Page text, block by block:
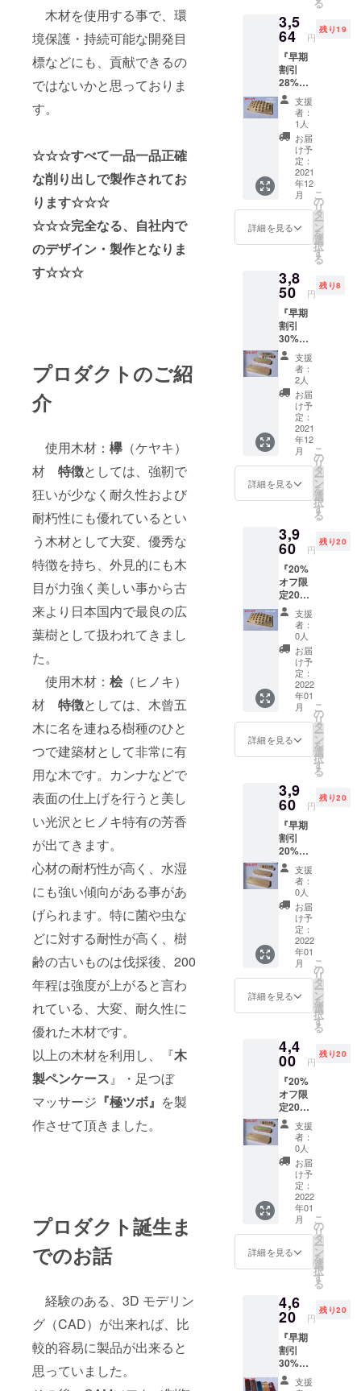
木材を使用する事で、環
境保護・持続可能な開発目
標などにも、貢献できるの
ではないかと思っておりま
す。
☆☆☆すべて一品一品正確
な削り出しで製作されてお
ります☆☆☆
☆☆☆完全なる、自社内で
のデザイン・製作となりま
す☆☆☆
プロダクトのご紹
介
使用木材： 欅 （ケヤキ）
材 特徴としては、強靭で
狂いが少なく耐久性および
耐朽性にも優れているとい
う木材として大変、優秀な
特徴を持ち、外見的にも木
目が力強く美しい事から古
来より日本国内で最良の広
葉樹として扱われてきまし
た。
使用木材： 桧 （ヒノキ）
材 特徴としては、木曾五
木に名を連ねる樹種のひと
つで建築材として非常に有
用な木です。カンナなどで
表面の仕上げを行うと美し
い光沢とヒノキ特有の芳香
が出てきます。
心材の耐朽性が高く、水湿
にも強い傾向がある事があ
げられます。特に菌や虫な
どに対する耐性が高く、樹
齢の古いものは伐採後、200
年程は強度が上がると言わ
れている、大変、耐久性に
優れた木材です。
以上の木材を利用し、『木
製ペンケース』・足つぼ
マッサージ 『極ツボ』 を製
作させて頂きました。
プロダクト誕生ま
でのお話
経験のある、3D モデリン
グ（CAD）が出来れば、比
較的容易に製品が出来ると
思っていました。
イナー・ク
リエイター
とのコラボ
企画もやっ
て行きたい
です。
精一杯当プ
ロジェクト
に取り組ん
で参ります
ので、少し
でも興味を
持って頂き
たら幸いで
※外観塗
装等に
ついて
は、お
好みの
仕上げ
を楽し
んで下
さい。
※天然木
材を使
用して
いる
為、
所々に
節があ
ります
れの個
性と認
識して
おりま
すの
で、ご
理解頂
きます
ようよ
ろしく
お願い
致しま
す。 最
善を尽
くして
製作を
いたし
は予定
より出
荷時期
が遅れ
る場合
があり
ます。
3,5
64 円
残り19
『早期
割引
28%オ
フ限定
20個』
定価
4950円
→3564
円 足つ
ぼマッ
サー
ジ
『極ツ
ボ』 桧
（ヒノ
キ）
り出し
※天然木
材を使
用して
いる
為、
所々に
節があ
ります
が、当
方では
それぞ
れの個
性と認
識して
おりま
すの
ようよ
ろしく
お願い
致しま
す。 最
善を尽
くして
製作を
いたし
ますが
場合に
よって
は予定
より出
荷時期
が遅れ
る場合
支援
者：
1人
お届
け予
定：
2021
年12
月
詳細を見る
こ
の
リ
タ
ー
ン
を
選
択
す
る
3,8
50 円
残り8
『早期
割引
30%オ
フ限定
10個』
定価
5500円
→3850
円 桧
（ヒノ
キ）
材
木製ペ
ンケー
ス DIY
キット
明書付
き） ※
天然木
材を使
用して
いる
為、
所々に
節があ
ります
が、当
方では
それぞ
れの個
性と認
識して
おりま
きます
ようよ
ろしく
お願い
致しま
す。 最
善を尽
くして
製作を
いたし
ますが
場合に
よって
は予定
より出
荷時期
が遅れ
支援
者：
2人
お届
け予
定：
2021
年12
月
詳細を見る
こ
の
リ
タ
ー
ン
を
選
択
す
る
3,9
60 円
残り20
『20%
オフ限
定20
個』 定
価 4950
→3960
円 足つ
ぼマッ
サー
ジ
『極ツ
ボ』 桧
（ヒノ
キ）
材 削
※天然木
材を使
用して
いる
為、
所々に
節があ
ります
が、当
方では
それぞ
れの個
性と認
識して
おりま
すの
で、ご
ろしく
お願い
致しま
す。 最
善を尽
くして
製作を
いたし
ますが
場合に
よって
は予定
より出
荷時期
が遅れ
る場合
があり
支援
者：
0人
お届
け予
定：
2022
年01
月
詳細を見る
こ
の
リ
タ
ー
ン
を
選
択
す
る
3,9
60 円
残り20
『早期
割引
20%オ
フ限定
20個』
定価
4950円
→3960
円 桧
（ヒノ
キ）
材
木製ペ
ンケー
ス
『素材
※外観塗
装等に
ついて
は、お
好みの
仕上げ
を楽し
んで下
さい。
※天然木
材を使
用して
いる
為、
所々に
節があ
ります
れの個
性と認
識して
おりま
すの
で、ご
理解頂
支援
者：
0人
お届
け予
定：
2022
年01
月
詳細を見る
こ
の
リ
タ
ー
ン
を
選
択
す
る
4,4
00 円
残り20
『20%
オフ限
定20
個』定
価 5500
→4400
円 桧
（ヒノ
キ）
材
木製ペ
ンケー
ス DIY
キット
付（説
き） ※
天然木
材を使
用して
いる
為、
所々に
支援
者：
0人
お届
け予
定：
2022
年01
月
詳細を見る
こ
の
リ
タ
ー
ン
を
選
択
す
る
4,6
20 円
残り20
『早期
割引
30%オ
フ限定
支援